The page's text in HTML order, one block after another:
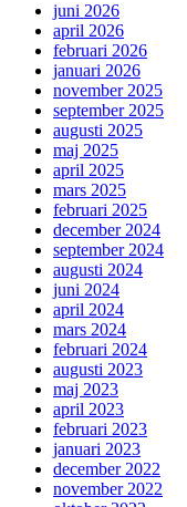
juni 2026
april 2026
februari 2026
januari 2026
november 2025
september 2025
augusti 2025
maj 2025
april 2025
mars 2025
februari 2025
december 2024
september 2024
augusti 2024
juni 2024
april 2024
mars 2024
februari 2024
augusti 2023
maj 2023
april 2023
februari 2023
januari 2023
december 2022
november 2022